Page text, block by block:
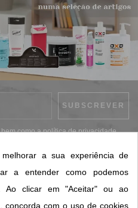
bem como apolítica de privacidade.
a sua experiência de
a entender como podemos
Ao clicar em "Aceitar" ou ao
concorda com o uso de cookies